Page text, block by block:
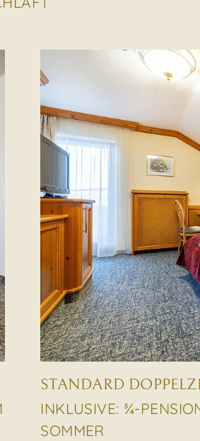
STANDARD
INKLUSIVE: ¾-
SOMMER